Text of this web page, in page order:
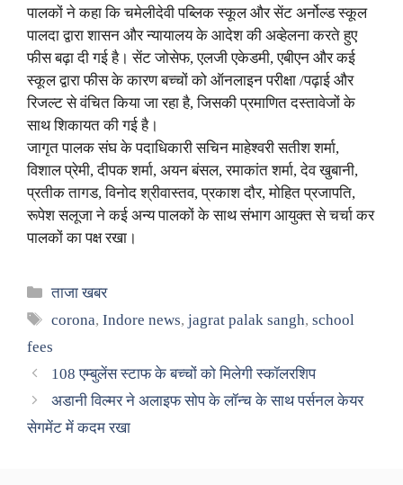
पालकों ने कहा कि चमेलीदेवी पब्लिक स्कूल और सेंट अर्नोल्ड स्कूल
पालदा द्वारा शासन और न्यायालय के आदेश की अव्हेलना करते हुए
फीस बढ़ा दी गई है। सेंट जोसेफ, एलजी एकेडमी, एबीएन और कई
स्कूल द्वारा फीस के कारण बच्चों को ऑनलाइन परीक्षा /पढ़ाई और
रिजल्ट से वंचित किया जा रहा है, जिसकी प्रमाणित दस्तावेजों के
साथ शिकायत की गई है।
जागृत पालक संघ के पदाधिकारी सचिन माहेश्वरी सतीश शर्मा,
विशाल प्रेमी, दीपक शर्मा, अयन बंसल, रमाकांत शर्मा, देव खुबानी,
प्रतीक तागड, विनोद श्रीवास्तव, प्रकाश दौर, मोहित प्रजापति,
रूपेश सलूजा ने कई अन्य पालकों के साथ संभाग आयुक्त से चर्चा कर
पालकों का पक्ष रखा।
Categories
ताजा खबर
Tags
corona,Indore news,jagrat palak sangh,school
fees
108 एम्बुलेंस स्टाफ के बच्चों को मिलेगी स्कॉलरशिप
अडानी विल्मर ने अलाइफ सोप के लॉन्च के साथ पर्सनल केयर
सेगमेंट में कदम रखा